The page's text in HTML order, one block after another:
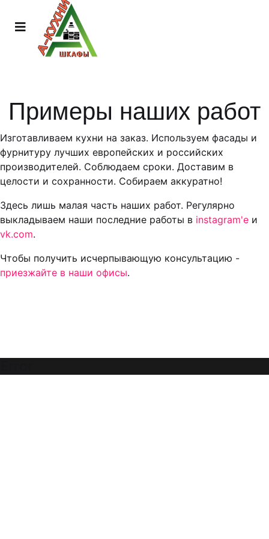
Примеры наших работ
Изготавливаем кухни на заказ. Используем фасады и
фурнитуру лучших европейских и российских
производителей. Соблюдаем сроки. Доставим в
целости и сохранности. Собираем аккуратно!
Здесь лишь малая часть наших работ. Регулярно
выкладываем наши последние работы в instagram'е и
vk.com.
Чтобы получить исчерпывающую консультацию -
приезжайте в наши офисы.